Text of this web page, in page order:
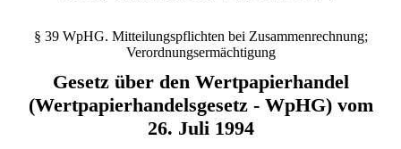
§ 39 WpHG. Mitteilungspflichten bei Zusammenrechnung;
Verordnungsermächtigung
Gesetz über den Wertpapierhandel
(Wertpapierhandelsgesetz - WpHG) vom
26. Juli 1994